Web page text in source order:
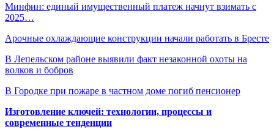
Минфин: единый имущественный платеж начнут взимать с
2025…
Арочные охлаждающие конструкции начали работать в Бресте
В Лепельском районе выявили факт незаконной охоты на
волков и бобров
В Городке при пожаре в частном доме погиб пенсионер
Изготовление ключей: технологии, процессы и
современные тенденции